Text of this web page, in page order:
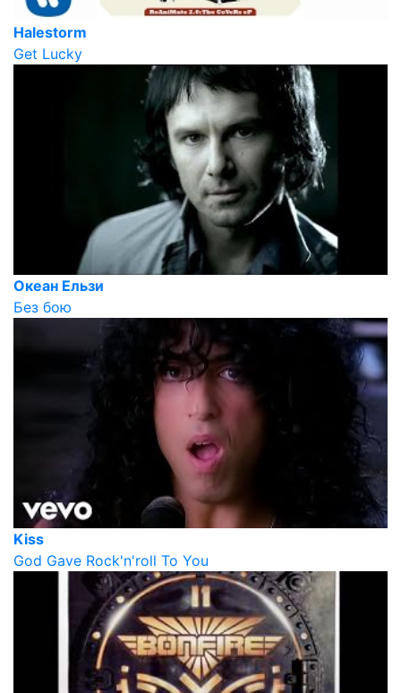
Halestorm
Get Lucky
Океан Ельзи
Без бою
Kiss
God Gave Rock'n'roll To You